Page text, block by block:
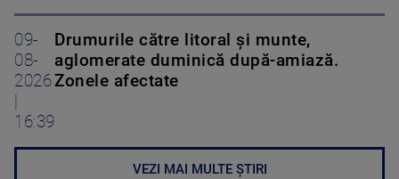
09-
08-
2026
16:39
Drumurile către litoral și munte,
aglomerate duminică după-amiază.
Zonele afectate
VEZI MAI MULTE ȘTIRI